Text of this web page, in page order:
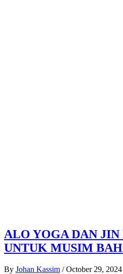
ALO YOGA DAN JIN
UNTUK MUSIM
By Johan Kassim / October 29, 2024